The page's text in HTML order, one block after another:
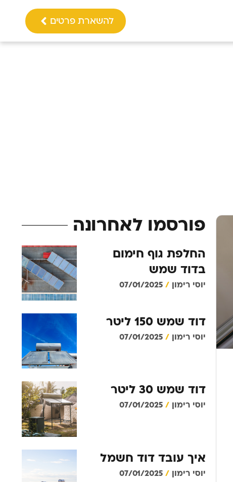
להשארת פרטים
פורסמו לאחרונה
החלפת גוף חימום
בדוד שמש
יוסי רימון 07/01/2025
דוד שמש 150 ליטר
יוסי רימון 07/01/2025
דוד שמש 30 ליטר
יוסי רימון 07/01/2025
איך עובד דוד חשמל
יוסי רימון 07/01/2025